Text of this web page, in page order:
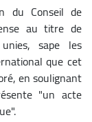
du Conseil de
au titre de
sape les
que cet
en soulignant
"un acte